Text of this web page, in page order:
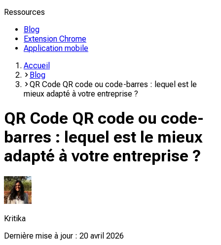
Ressources
Blog
Extension Chrome
Application mobile
Accueil
Blog
QR Code QR code ou code-barres : lequel est le
mieux adapté à votre entreprise ?
QR Code QR code ou code-
barres : lequel est le mieux
adapté à votre entreprise ?
Kritika
Dernière mise à jour : 20 avril 2026